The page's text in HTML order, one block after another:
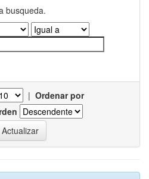
busqueda.
| Ordenar por